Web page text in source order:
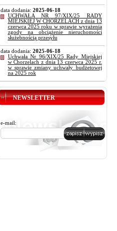
data dodania: 2025-06-18
UCHWAŁA NR 97/XIX/25 RADY
MIEJSKIEJ W CHORZELACH z dnia 13
czerwca 2025 roku w sprawie wyrażenia
zgody na obciążenie nieruchomości
służebnością przesyłu
data dodania: 2025-06-18
Uchwała Nr 96/XIX/25 Rady Miejskiej
w Chorzelach z dnia 13 czerwca 2025 r.
w sprawie zmiany uchwały budżetowej
na 2025 rok
NEWSLETTER
e-mail: